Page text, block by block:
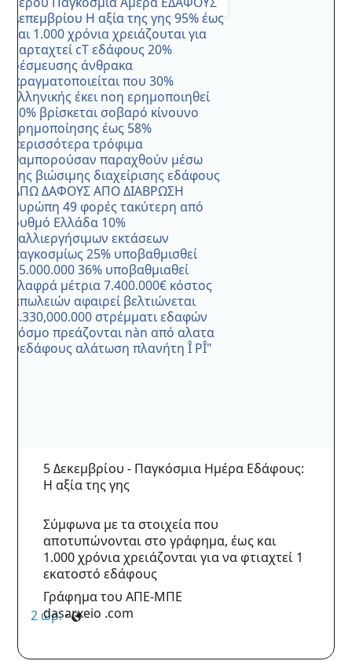
2 ώρ.·
5 Δεκεμβρίου - Παγκόσμια Ημέρα Εδάφους:
Η αξία της γης
Σύμφωνα με τα στοιχεία που
αποτυπώνονται στο γράφημα, έως και
1.000 χρόνια χρειάζονται για να φτιαχτεί 1
εκατοστό εδάφους
Γράφημα του ΑΠΕ-ΜΠΕ
dasarxeio .com